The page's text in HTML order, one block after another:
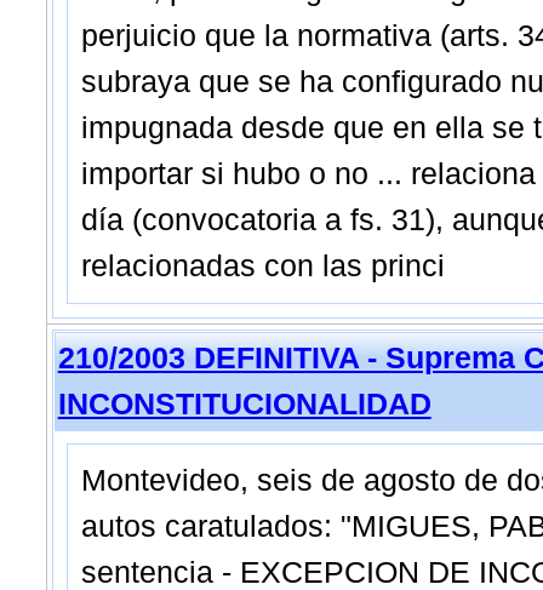
perjuicio que la normativa (arts.
subraya que se ha configurado
impugnada desde que en ella se
importar si hubo o no ...
día (convocatoria a fs. 31),
relacionadas con las princi
210/2003 DEFINITIVA - Suprema
INCONSTITUCIONALIDAD
Montevideo, seis de agosto de
autos caratulados: "MIGUES,
sentencia - EXCEPCION DE